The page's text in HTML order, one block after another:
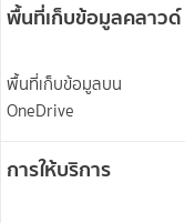
พื้นที่เก็บข้อมูลคลาวด์
พื้นที่เก็บข้อมูลบน
OneDrive
การให้บริการ